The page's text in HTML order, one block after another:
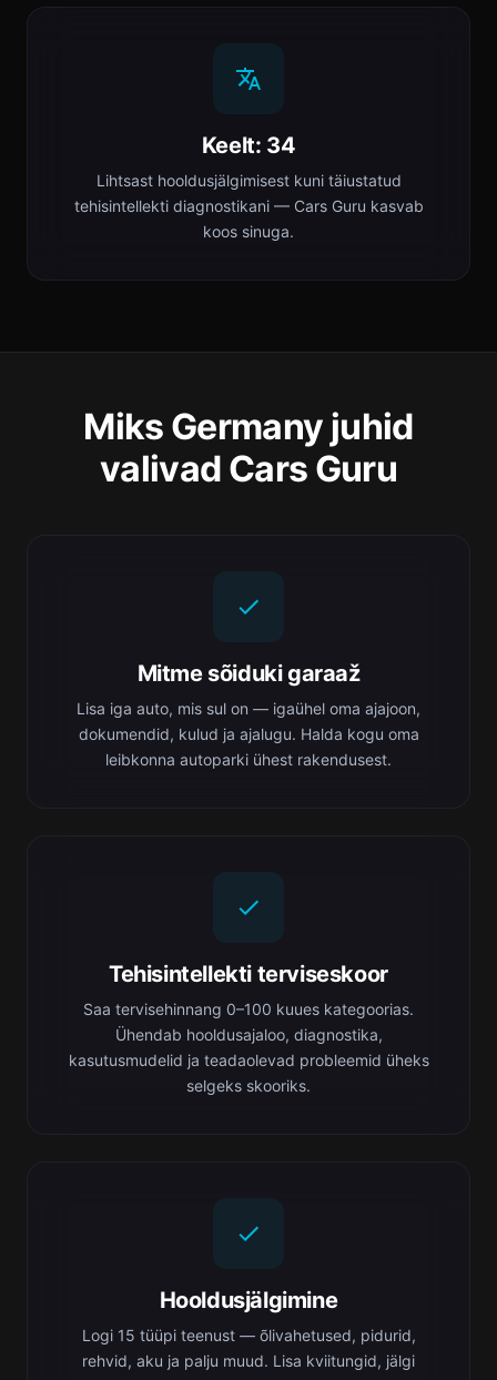
Keelt: 34
Lihtsast hooldusjälgimisest kuni täiustatud
tehisintellekti diagnostikani — Cars Guru kasvab
koos sinuga.
Miks Germany juhid
valivad Cars Guru
Mitme sõiduki garaaž
Lisa iga auto, mis sul on — igaühel oma ajajoon,
dokumendid, kulud ja ajalugu. Halda kogu oma
leibkonna autoparki ühest rakendusest.
Tehisintellekti terviseskoor
Saa tervisehinnang 0–100 kuues kategoorias.
Ühendab hooldusajaloo, diagnostika,
kasutusmudelid ja teadaolevad probleemid üheks
selgeks skooriks.
Hooldusjälgimine
Logi 15 tüüpi teenust — õlivahetused, pidurid,
rehvid, aku ja palju muud. Lisa kviitungid, jälgi